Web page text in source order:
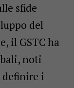
sfide
del
il GSTC ha
noti
definire i